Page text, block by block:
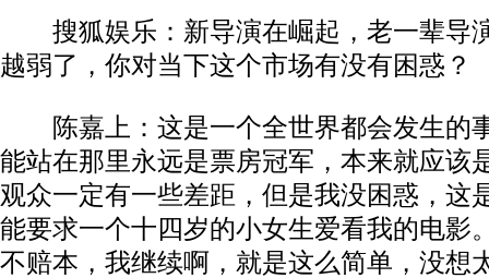
搜狐娱乐：新导演在崛起，老一辈导
越弱了，你对当下这个市场有没有困惑？
陈嘉上：这是一个全世界都会发生的
能站在那里永远是票房冠军，本来就应该
观众一定有一些差距，但是我没困惑，这
能要求一个十四岁的小女生爱看我的电影
不赔本，我继续啊，就是这么简单，没想